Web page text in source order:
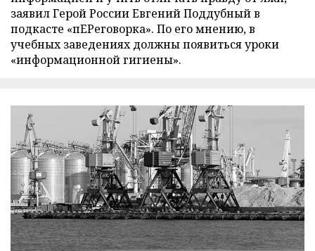
заявил Герой России Евгений Поддубный в
подкасте «пЕРеговорка». По его мнению, в
учебных заведениях должны появиться уроки
«информационной гигиены».